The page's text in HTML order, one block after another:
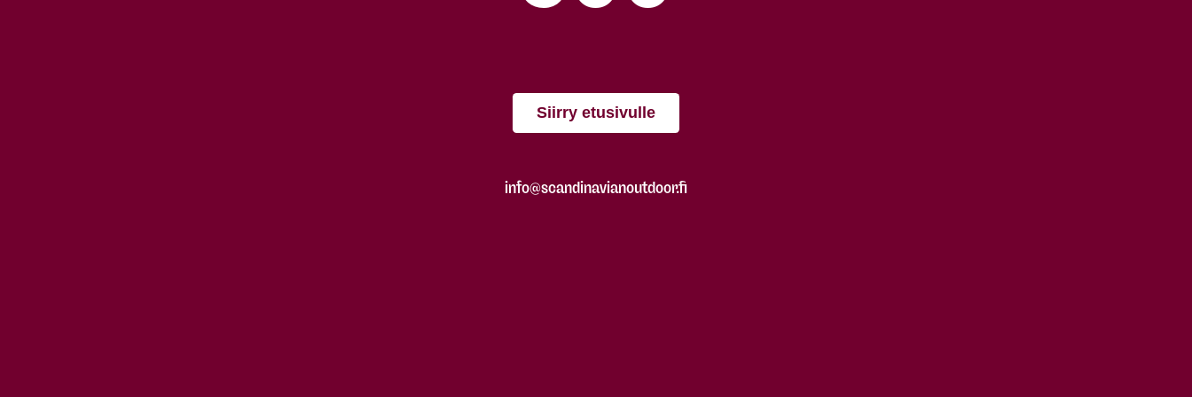
Siirry etusivulle
info@scandinavianoutdoor.fi